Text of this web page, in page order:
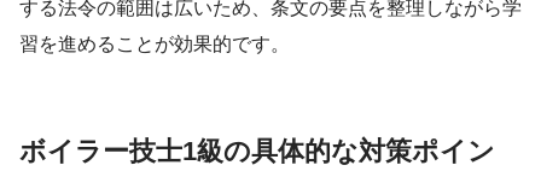
する法令の範囲は広いため、条文の要点を整理しながら学
習を進めることが効果的です。
ボイラー技士1級の具体的な対策ポイン